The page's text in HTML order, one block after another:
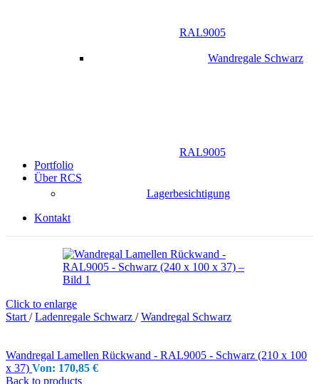
RAL9005
Wandregale Schwarz
RAL9005
Portfolio
Über RCS
Lagerbesichtigung
Kontakt
Click to enlarge
Start / Ladenregale Schwarz / Wandregal Schwarz
Wandregal Lamellen Rückwand - RAL9005 - Schwarz (210 x 100
x 37) Von: 170,85 €
Back to products